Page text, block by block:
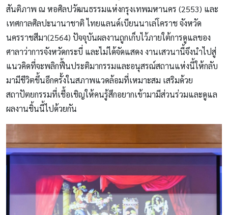
สันติภาพ ณ หอศิลปวัฒนธรรมแห่งกรุงเทพมหานคร (2553) และ
เทศกาลศิลปะนานาชาติ ไทยแลนด์เบียนนาเล่โคราช จังหวัด
นครราชสีมา(2564) ปัจจุบันผลงานถูกเก็บไว้ภายใต้การดูแลของ
ศาลาว่าการจังหวัดกระบี่ และไม่ได้จัดแสดง งานเสวนานี้จึงนำไปสู่
แนวคิดที่จะพลิกฟื้นประติมากรรมและอนุสรณ์สถานแห่งนี้ให้กลับ
มามีชีวิตขึ้นอีกครั้งในสภาพแวดล้อมที่เหมาะสม เสริมด้วย
สถาปัตยกรรมที่เชื้อเชิญให้คนรู้สึกอยากเข้ามามีส่วนร่วมและดูแล
ผลงานชิ้นนี้ไปด้วยกัน